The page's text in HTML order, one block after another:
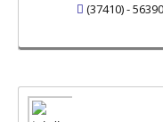
(37410) -